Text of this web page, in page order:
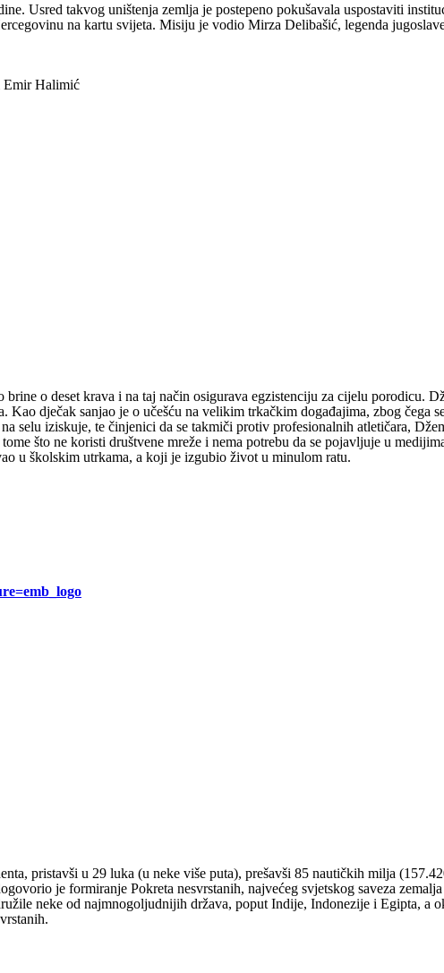
Usred takvog uništenja zemlja je postepeno pokušavala uspostaviti
na kartu svijeta. Misiju je vodio Mirza Delibašić, legenda
Emir Halimić
o deset krava i na taj način osigurava egzistenciju za cijelu porodicu.
dječak sanjao je o učešću na velikim trkačkim događajima, zbog čega
selu iziskuje, te činjenici da se takmiči protiv profesionalnih atletičara,
što ne koristi društvene mreže i nema potrebu da se pojavljuje u
u školskim utrkama, a koji je izgubio život u minulom ratu.
pristavši u 29 luka (u neke više puta), prešavši 85 nautičkih milja
je formiranje Pokreta nesvrstanih, najvećeg svjetskog saveza
neke od najmnogoljudnijih država, poput Indije, Indonezije i Egipta, a